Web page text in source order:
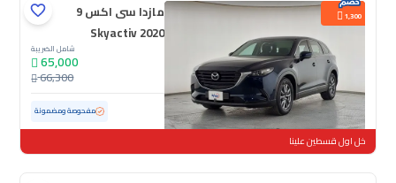
1,300
مازدا سى اكس 9
Skyactiv 2020
شامل الضريبة
65,000
66,300
مستعملة 122,575 كم مفحوصة ومضمونة
خل اول قسطين علينا